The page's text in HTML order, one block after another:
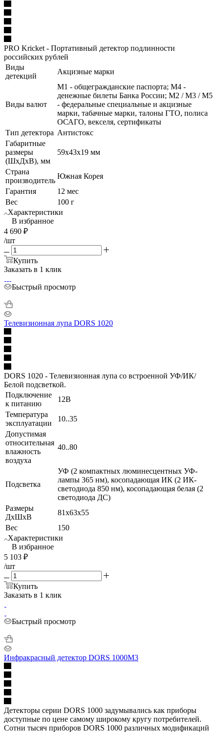
PRO Kricket - Портативный детектор подлинности
российских рублей
Виды
детекций
Акцизные марки
Виды валют
М1 - общегражданские паспорта; М4 -
денежные билеты Банка России; М2 / М3 / М5
- федеральные специальные и акцизные
марки, табачные марки, талоны ГТО, полиса
ОСАГО, векселя, сертификаты
Тип детектора Антистокс
Габаритные
размеры
(ШхДхВ), мм
59x43x19 мм
Страна
производитель
Южная Корея
Гарантия
12 мес
Вес
100 г
Характеристики
В избранное
4 690 ₽
/шт
Купить
Заказать в 1 клик
Быстрый просмотр
Телевизионная лупа DORS 1020
DORS 1020 - Телевизионная лупа со встроенной УФ/ИК/
Белой подсветкой.
Подключение
к питанию
12В
Температура
эксплуатации
10..35
Допустимая
относительная
влажность
воздуха
40..80
Подсветка
УФ (2 компактных люминесцентных УФ-
лампы 365 нм), косопадающая ИК (2 ИК-
светодиода 850 нм), косопадающая белая (2
светодиода ДС)
Размеры
ДхШхВ
81х63х55
Вес
150
Характеристики
В избранное
5 103 ₽
/шт
Купить
Заказать в 1 клик
Быстрый просмотр
Инфракрасный детектор DORS 1000M3
Детекторы серии DORS 1000 задумывались как приборы
доступные по цене самому широкому кругу потребителей.
Сотни тысяч приборов DORS 1000 различных модификаций